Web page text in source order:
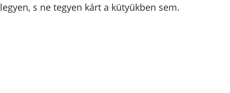
legyen, s ne tegyen kárt a kütyükben sem.